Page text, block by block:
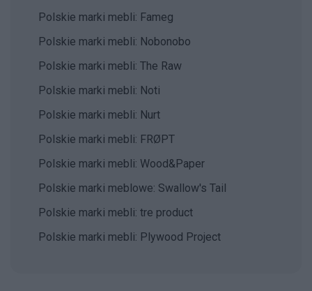
Polskie marki mebli: Fameg
Polskie marki mebli: Nobonobo
Polskie marki mebli: The Raw
Polskie marki mebli: Noti
Polskie marki mebli: Nurt
Polskie marki mebli: FRØPT
Polskie marki mebli: Wood&Paper
Polskie marki meblowe: Swallow's Tail
Polskie marki mebli: tre product
Polskie marki mebli: Plywood Project